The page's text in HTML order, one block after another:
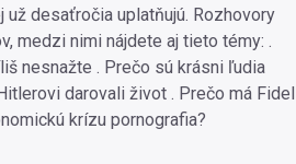
desaťročia uplatňujú. Rozhovory
medzi nimi nájdete aj tieto témy: .
nesnažte . Prečo sú krásni ľudia
darovali život . Prečo má Fidel
krízu pornografia?